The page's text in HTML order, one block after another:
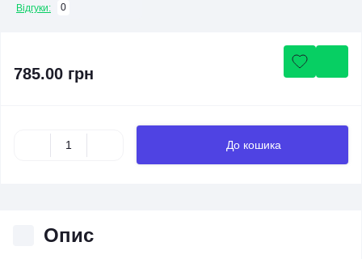
Відгуки: 0
785.00 грн
До кошика
Опис